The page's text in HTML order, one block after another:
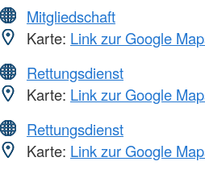
Mitgliedschaft
Karte: Link zur Google
Rettungsdienst
Karte: Link zur Google
Rettungsdienst
Karte: Link zur Google